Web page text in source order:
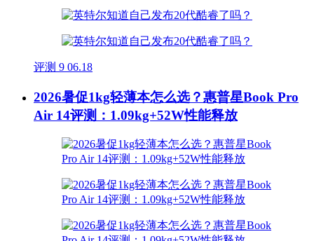
评测 9 06.18
2026暑促1kg轻薄本怎么选？惠普星Book Pro
Air 14评测：1.09kg+52W性能释放